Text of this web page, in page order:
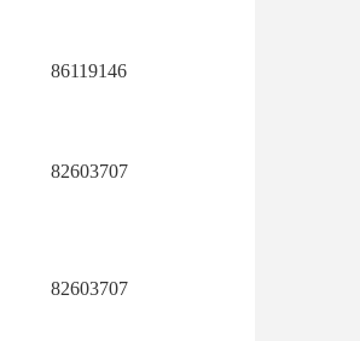
86119146
82603707
82603707